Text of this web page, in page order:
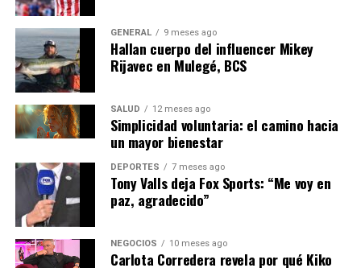
Impacto en el tejido empresarial
español
El Technology Show está dirigido principalmente a las
pymes, que constituyen más del 97% del tejido
industrial español. Las soluciones presentadas en la
feria irán más allá de la transformación digital,
incorporando elementos como la ciberseguridad,
plataformas de comercio online, gestión de almacenes,
inteligencia artificial y big data.
La colaboración de Aetical, la federación regional de
GENERAL 9 meses ago
Hallan cuerpo del influencer Mikey
Rijavec en Mulegé, BCS
SALUD 12 meses ago
Simplicidad voluntaria: el camino hacia
un mayor bienestar
DEPORTES 7 meses ago
Tony Valls deja Fox Sports: “Me voy en
paz, agradecido”
NEGOCIOS 10 meses ago
Carlota Corredera revela por qué Kiko